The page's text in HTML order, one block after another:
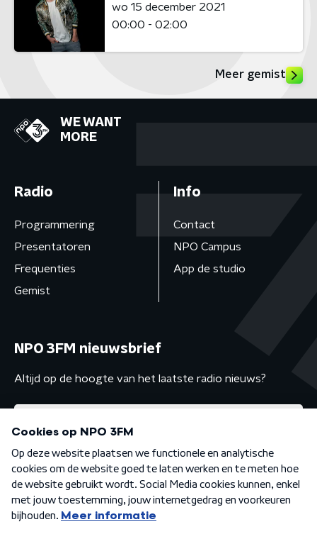
wo 15 december 2021
00:00 - 02:00
Meer gemist
WE WANT
MORE
Radio
Programmering
Presentatoren
Frequenties
Gemist
Info
Contact
NPO Campus
App de studio
NPO 3FM nieuwsbrief
Altijd op de hoogte van het laatste radio nieuws?
Algemene voorwaarden Privacybeleid